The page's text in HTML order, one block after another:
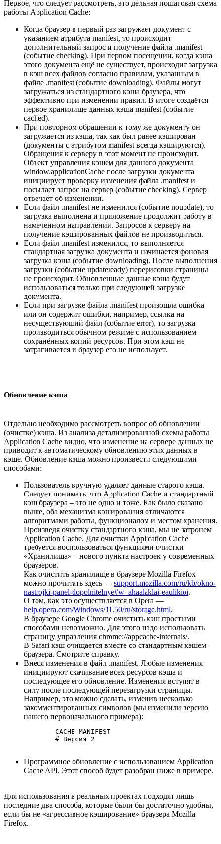
Первое, что следует рассмотреть, это дельная пошаговая схема
работы Application Cache:
Когда браузер в первый раз загружает документ с
указанием атрибута manifest, то происходит
дополнительный запрос и получение файла .manifest
(событие checking). При первом посещении, когда кэша
этого документа ещё не существует, происходит загрузка
в кэш всех файлов согласно правилам, указанным в
файле .manifest (событие downloading). Файлы могут
загружаться из стандартного кэша браузера, что
эффективно при изменении правил. В итоге создаётся
первое хранилище данных кэша manifest (событие
cached).
При повторном обращении к тому же документу он
загружается из кэша, так как был ранее кэширован
(документы с атрибутом manifest всегда кэшируются).
Обращения к серверу в этот момент не происходит.
Объект управления кэшем для данного документа
window.applicationCache после загрузки документа
инициирует проверку изменения файла .manifest и
посылает запрос на сервер (событие checking). Сервер
отвечает об изменении.
Если файл .manifest не изменился (событие noupdate), то
загрузка выполнена и приложение продолжит работу в
намеченном направлении. Запросов к серверу на
получение кэшированных файлов не производиться.
Если файл .manifest изменился, то выполняется
стандартная загрузка документа и начинается фоновая
загрузка кэша (событие downloading). После выполнения
загрузки (событие updateready) перерисовки страницы
не происходит. Обновленные данные кэша будут
использоваться только при следующей загрузке
документа.
Если при загрузке файла .manifest произошла ошибка
или он содержит ошибки, например, ссылка на
несуществующий файл (событие error), то загрузка
производиться обычном режиме с использованием
сохранённых копий ресурсов. При этом кэш не
затрагивается и браузер его не использует.
Обновление кэша
Отдельно необходимо рассмотреть вопрос об обновлении
(очистке) кэша. Из анализа детализированной схемы работы
Application Cache видно, что изменение на сервере данных не
приводит к автоматическому обновлению этих данных в
кэше. Обновление кэша можно произвести следующими
способами:
Пользователь вручную удаляет данные старого кэша.
Следует понимать, что Application Cache и стандартный
кэш браузера – это не одно и тоже. Как было сказано
выше, оба механизма кэширования отличаются
алгоритмами работы, функционалом и местом хранения.
Произведя очистку стандартного кэша, мы не затронем
Application Cache. Для очистки Application Cache
требуется воспользоваться функциями очистки
«Хранилища» – нового пункта настроек у современных
браузеров.
Как очистить хранилище в браузере Mozilla Firefox
можно прочитать здесь — support.mozilla.com/ru/kb/okno-
nastrojki-panel-dopolnitelnye#w_ahaalaklai-eaulikioi.
О том, как это осуществляется в Opera —
help.opera.com/Windows/11.50/ru/storage.html.
В браузере Google Chrome очистить кэш простыми
способами невозможно. Для этого надо использовать
страницу управления chrome://appcache-internals/.
В Safari кэш очищается вместе со стандартным кэшем
браузера. Смотрите справку.
Внеся изменения в файл .manifest. Любые изменения
инициируют скачивание всех ресурсов кэша и
последующее его обновление. Изменения вступят в
силу после последующей перезагрузки страницы.
Например, это можно сделать, изменив несколько
закомментированных символов (мы изменили версию
нашего первоначального примера):
Программное обновление с использованием Application
Cache API. Этот способ будет разобран ниже в примере.
Для использования в реальных проектах подходят лишь
последние два способа, которые были бы достаточно удобны,
если бы не «агрессивное кэширование» браузера Mozilla
Firefox.